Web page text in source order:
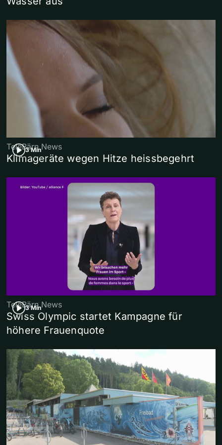
3 Min
TeleBärn News
Klimageräte wegen Hitze heissbegehrt
3 Min
TeleBärn News
Swiss Olympic startet Kampagne für
höhere Frauenquote